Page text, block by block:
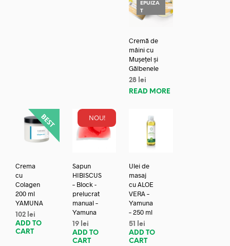
EPUIZA
T
Cremă de
mâini cu
Mușețel și
Gălbenele
28 lei
READ MORE
Crema
cu
Colagen
200 ml
YAMUNA
102 lei
ADD TO
CART
NOU!
Sapun
HIBISCUS
– Block -
prelucrat
manual –
Yamuna
19 lei
ADD TO
CART
Ulei de
masaj
cu ALOE
VERA –
Yamuna
– 250 ml
51
lei
ADD TO
CART